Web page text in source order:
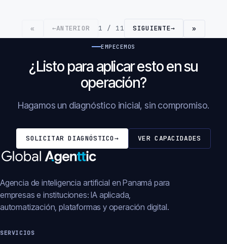
« ←ANTERIOR 1 / 11 SIGUIENTE→ »
EMPECEMOS
¿Listo para aplicar esto en su
operación?
Hagamos un diagnóstico inicial, sin compromiso.
SOLICITAR DIAGNÓSTICO→ VER CAPACIDADES
Agencia de inteligencia artificial en Panamá para
empresas e instituciones: IA aplicada,
automatización, plataformas y operación digital.
SERVICIOS